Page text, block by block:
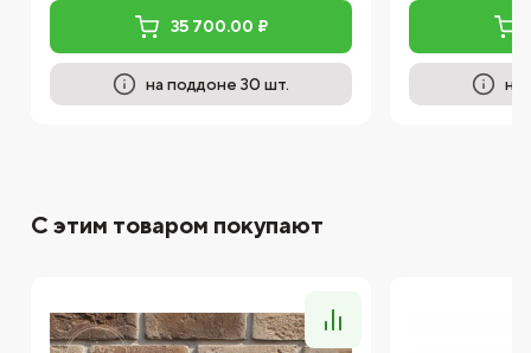
35 700.00 ₽
на поддоне 30 шт. на
С этим товаром покупают